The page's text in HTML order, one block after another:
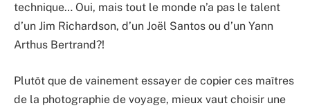
technique… Oui, mais tout le monde n’a pas le talent
d’un Jim Richardson, d’un Joël Santos ou d’un Yann
Arthus Bertrand?!
Plutôt que de vainement essayer de copier ces maîtres
de la photographie de voyage, mieux vaut choisir une